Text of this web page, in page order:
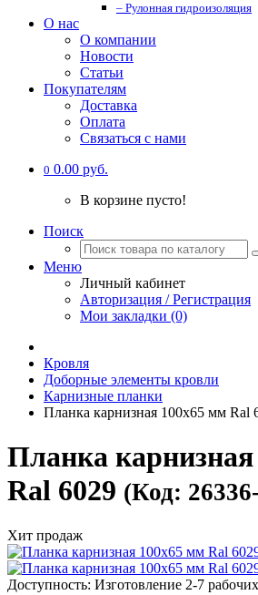
– Рулонная гидроизоляция
О нас
О компании
Новости
Статьи
Покупателям
Доставка
Оплата
Связаться с нами
0 0.00 руб.
В корзине пусто!
Поиск
Меню
Личный кабинет
Авторизация / Регистрация
Мои закладки (0)
Кровля
Доборные элементы кровли
Карнизные планки
Планка карнизная 100х65 мм Ral
Планка
Ral 6029 (Код:
Хит продаж
Доступность: Изготовление 2-7